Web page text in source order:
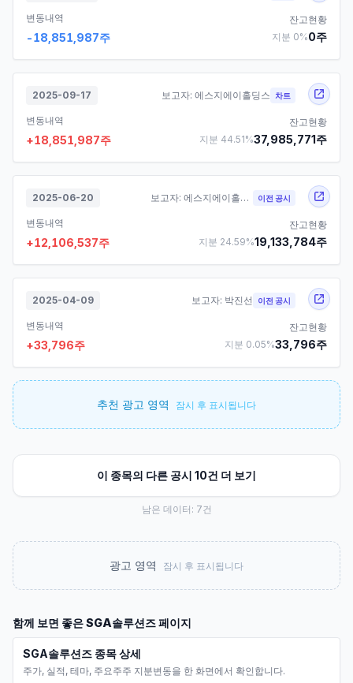
변동내역
-18,851,987주
잔고현황
지분 0%0주
2025-09-17 보고자: 에스지에이홀딩스 차트
변동내역
+18,851,987주
잔고현황
지분 44.51%37,985,771주
2025-06-20 보고자: 에스지에이홀딩스 이전 공시
변동내역
+12,106,537주
잔고현황
지분 24.59%19,133,784주
2025-04-09 보고자: 박진선 이전 공시
변동내역
+33,796주
잔고현황
지분 0.05%33,796주
추천 광고 영역 잠시 후 표시됩니다
이 종목의 다른 공시 10건 더 보기
남은 데이터: 7건
광고 영역 잠시 후 표시됩니다
함께 보면 좋은SGA솔루션즈페이지
SGA솔루션즈 종목 상세
주가, 실적, 테마, 주요주주 지분변동을 한 화면에서 확인합니다.